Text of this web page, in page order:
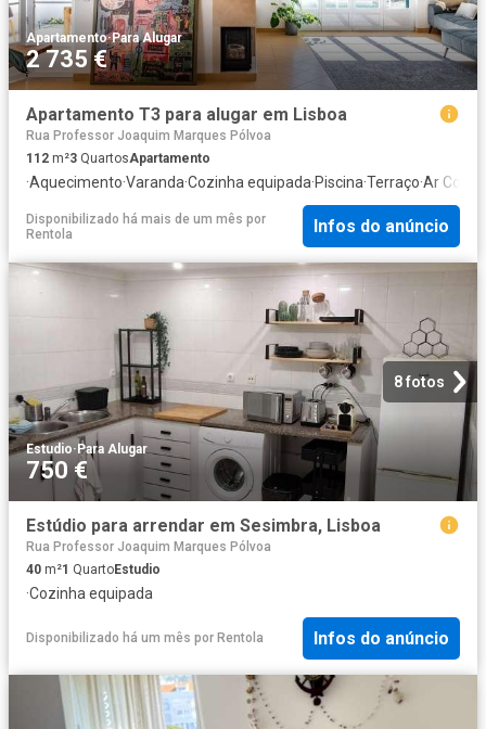
Apartamento·Para Alugar
2 735 €
Apartamento T3 para alugar em Lisboa
Rua Professor Joaquim Marques Pólvoa
112 m²3 QuartosApartamento
·Aquecimento·Varanda·Cozinha equipada·Piscina·Terraço·Ar
Disponibilizado há mais de um mês por
Rentola
Infos do anúncio
8 fotos
Estudio· Para Alugar
750 €
Estúdio para arrendar em Sesimbra, Lisboa
Rua Professor Joaquim Marques Pólvoa
40 m²1 QuartoEstudio
·Cozinha equipada
Disponibilizado há um mês por Rentola Infos do anúncio